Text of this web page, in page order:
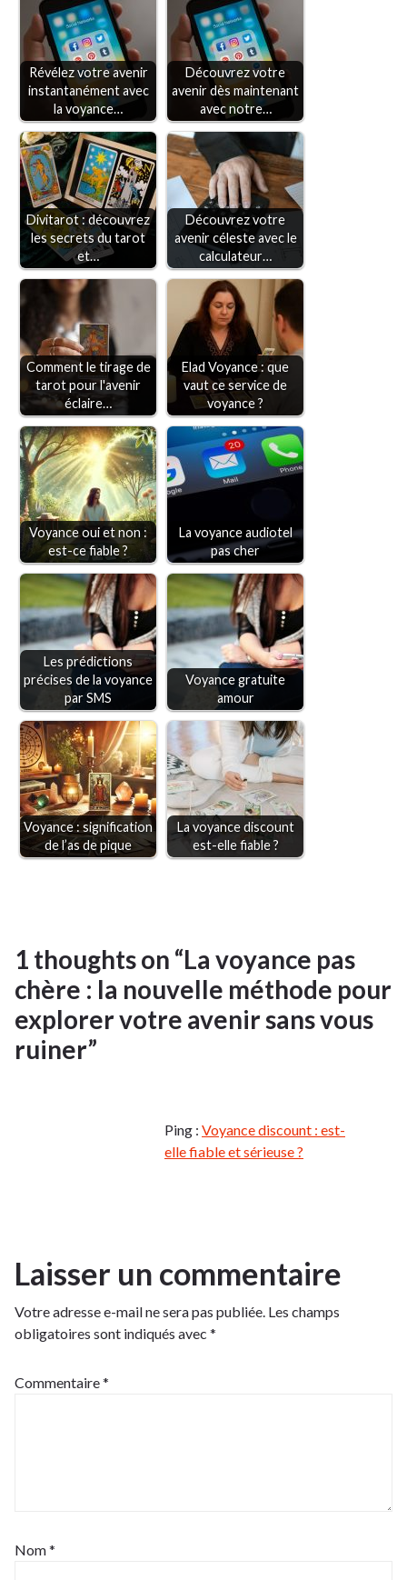
Révélez votre avenir
instantanément avec
la voyance…
Découvrez votre
avenir dès maintenant
avec notre…
Divitarot : découvrez
les secrets du tarot
et…
Découvrez votre
avenir céleste avec le
calculateur…
Comment le tirage de
tarot pour l'avenir
éclaire…
Elad Voyance : que
vaut ce service de
voyance ?
Voyance oui et non :
est-ce fiable ?
La voyance audiotel
pas cher
Les prédictions
précises de la voyance
par SMS
Voyance gratuite
amour
Voyance : signification
de l’as de pique
La voyance discount
est-elle fiable ?
1 thoughts on “La voyance pas
chère : la nouvelle méthode pour
explorer votre avenir sans vous
ruiner”
Ping : Voyance discount : est-
elle fiable et sérieuse ?
Laisser un commentaire
Votre adresse e-mail ne sera pas publiée. Les champs
obligatoires sont indiqués avec *
Commentaire*
Nom*